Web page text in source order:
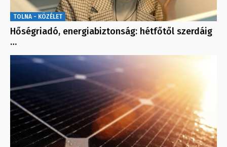
TOLNA - KÖZÉLET
Hőségriadó, energiabiztonság: hétfőtől szerdáig
…